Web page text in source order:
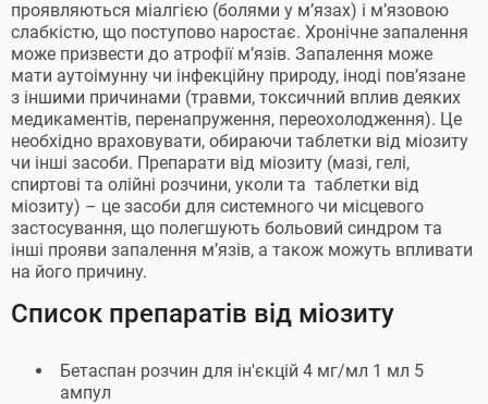
проявляються міалгією (болями у м’язах) і м’язовою
слабкістю, що поступово наростає. Хронічне запалення
може призвести до атрофії м’язів. Запалення може
мати аутоімунну чи інфекційну природу, іноді пов’язане
з іншими причинами (травми, токсичний вплив деяких
медикаментів, перенапруження, переохолодження). Це
необхідно враховувати, обираючи таблетки від міозиту
чи інші засоби. Препарати від міозиту (мазі, гелі,
спиртові та олійні розчини, уколи та таблетки від
міозиту) – це засоби для системного чи місцевого
застосування, що полегшують больовий синдром та
інші прояви запалення м’язів, а також можуть впливати
на його причину.
Список препаратів від міозиту
Бетаспан розчин для ін'єкцій 4 мг/мл 1 мл 5
ампул